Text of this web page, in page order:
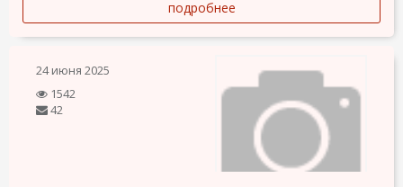
подробнее
24 июня 2025
1542
42